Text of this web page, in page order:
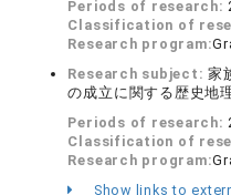
Periods of research:
Classification of
Research program:
Research subject:家
の成立に関する歴史地
Periods of research:
Classification of
Research program:
Show links to